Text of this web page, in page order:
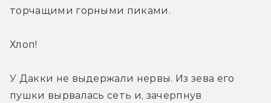
торчащими горными пиками.
Хлоп!
У Дакки не выдержали нервы. Из зева его
пушки вырвалась сеть и, зачерпнув